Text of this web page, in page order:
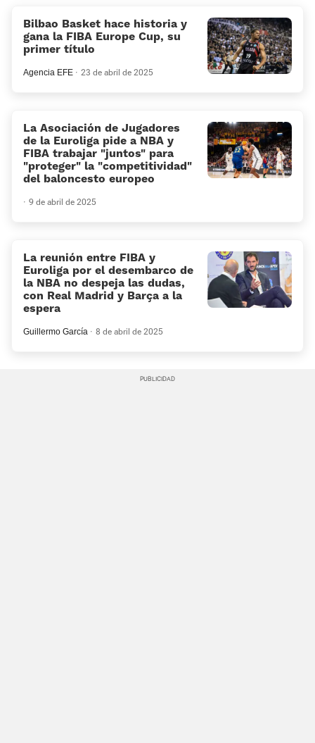
Bilbao Basket hace historia y
gana la FIBA Europe Cup, su
primer título
Agencia EFE 23 de abril de 2025
La Asociación de Jugadores
de la Euroliga pide a NBA y
FIBA trabajar “juntos” para
“proteger” la “competitividad”
del baloncesto europeo
9 de abril de 2025
La reunión entre FIBA y
Euroliga por el desembarco de
la NBA no despeja las dudas,
con Real Madrid y Barça a la
espera
Guillermo García 8 de abril de 2025